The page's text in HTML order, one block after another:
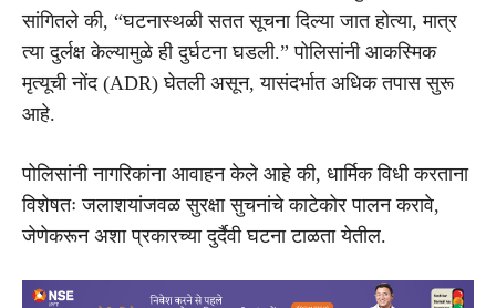
सांगितले की, “घटनास्थळी सतत सूचना दिल्या जात होत्या, मात्र
त्या दुर्लक्ष केल्यामुळे ही दुर्घटना घडली.” पोलिसांनी आकस्मिक
मृत्यूची नोंद (ADR) घेतली असून, यासंदर्भात अधिक तपास सुरू
आहे.
पोलिसांनी नागरिकांना आवाहन केले आहे की, धार्मिक विधी करताना
विशेषतः जलाशयांजवळ सुरक्षा सुचनांचे काटेकोर पालन करावे,
जेणेकरून अशा प्रकारच्या दुर्दैवी घटना टाळता येतील.